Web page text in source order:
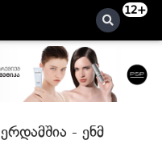
12+
- ენმ